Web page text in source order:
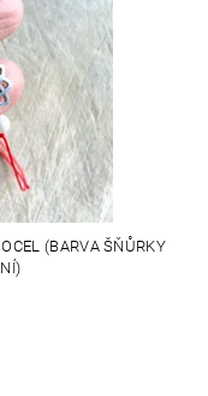
(BARVA ŠŇŮRKY